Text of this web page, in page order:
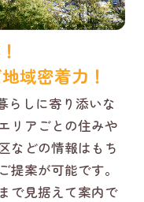
域密着力！
らしに寄り添いな
リアごとの住みや
などの情報はもち
提案が可能です。
で見据えて案内で